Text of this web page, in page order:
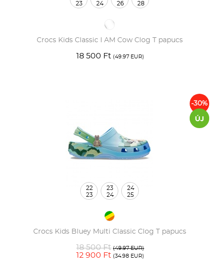
Crocs Kids Classic I AM Cow Clog T papucs
18 500 Ft (49.97 EUR)
23
24
26
28
-30%
Crocs Kids Bluey Multi Classic Clog T papucs
18 500 Ft (49.97 EUR)
12 900 Ft (34.98 EUR)
22
23
23
24
24
25